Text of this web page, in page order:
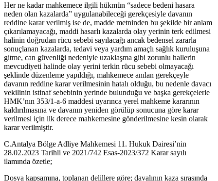
Her ne kadar mahkemece ilgili hükmün “sadece bedeni hasara
neden olan kazalarda” uygulanabileceği gerekçesiyle davanın
reddine karar verilmiş ise de, madde metninden bu şekilde bir anlam
çıkarılamayacağı, maddi hasarlı kazalarda olay yerinin terk edilmesi
halinin doğrudan rücu sebebi sayılacağı ancak bedensel zararla
sonuçlanan kazalarda, tedavi veya yardım amaçlı sağlık kuruluşuna
gitme, can güvenliği nedeniyle uzaklaşma gibi zorunlu hallerin
mevcudiyeti halinde olay yerini terkin rücu sebebi olmayacağı
şeklinde düzenleme yapıldığı, mahkemece anılan gerekçeyle
davanın reddine karar verilmesinin hatalı olduğu, bu nedenle davacı
vekilinin istinaf sebebinin yerinde bulunduğu ve başka gerekçelerle
HMK’nın 353/1-a-6 maddesi uyarınca yerel mahkeme kararının
kaldırılmasına ve davanın yeniden görülüp sonucuna göre karar
verilmesi için ilk derece mahkemesine gönderilmesine kesin olarak
karar verilmiştir.
C.Antalya Bölge Adliye Mahkemesi 11. Hukuk Dairesi’nin
28.02.2023 Tarihli ve 2021/742 Esas-2023/372 Karar sayılı
ilamında özetle;
Dosya kapsamına, toplanan delillere göre; davalının kaza sırasında